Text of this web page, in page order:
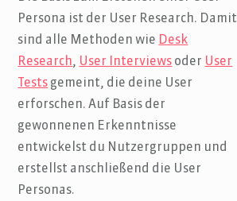
Persona ist der User Research. Damit
sind alle Methoden wie Desk
Research, User Interviews oder User
Tests gemeint, die deine User
erforschen. Auf Basis der
gewonnenen Erkenntnisse
entwickelst du Nutzergruppen und
erstellst anschließend die User
Personas.